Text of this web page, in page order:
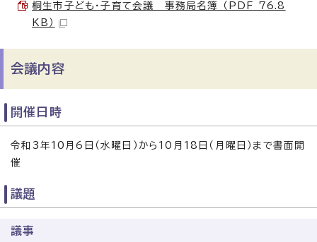
桐生市子ども・子育て会議 事務局名簿 （PDF 76.8
KB）
会議内容
開催日時
令和3年10月6日（水曜日）から10月18日（月曜日）まで書面開
催
議題
議事